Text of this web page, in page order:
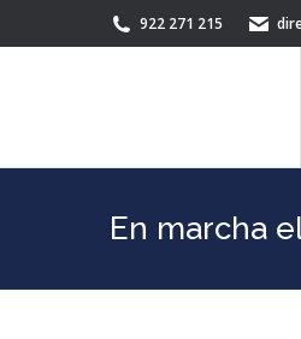
922 271 215
En marcha